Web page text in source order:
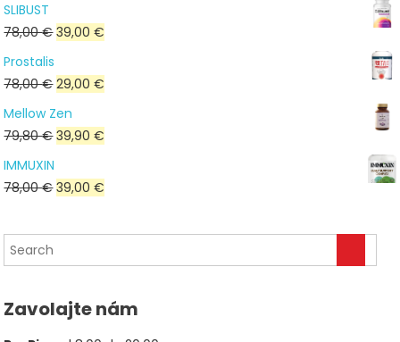
bola:
176,00 €.
SLIBUST
78,00€Pôvodná
bola:
78,00 €.
39,00€
je:
39,00 €.
Prostalis
78,00€Pôvodná
bola:
78,00 €.
29,00€
je:
29,00 €.
Mellow Zen
79,80€Pôvodná
bola:
79,80 €.
39,90€
je:
39,90 €.
IMMUXIN
78,00€Pôvodná
bola:
39,00€
je:
Zavolajte nám